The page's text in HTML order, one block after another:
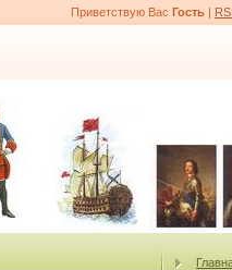
Приветствую Вас Гость |